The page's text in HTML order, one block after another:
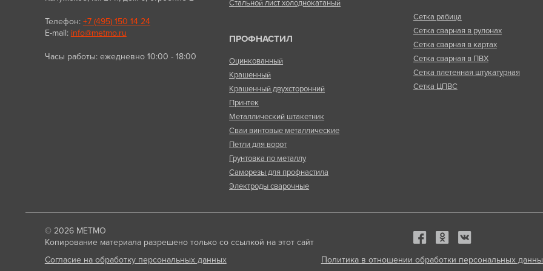
Телефон: +7 (495) 150 14 24
E-mail: info@metmo.ru
Часы работы: ежедневно 10:00 - 18:00
Стальной лист холоднокатаный
ПРОФНАСТИЛ
Оцинкованный
Крашенный
Крашенный двухсторонний
Принтек
Металлический штакетник
Сваи винтовые металлические
Петли для ворот
Грунтовка по металлу
Саморезы для профнастила
Электроды сварочные
Сетка рабица
Сетка сварная в рулонах
Сетка сварная в картах
Сетка сварная в ПВХ
Сетка плетенная штукатурная
Сетка ЦПВС
© 2026 МЕТМО
Копирование материала разрешено только со ссылкой на этот сайт
Согласие на обработку персональных данных
Политика в отношении обработки персональных